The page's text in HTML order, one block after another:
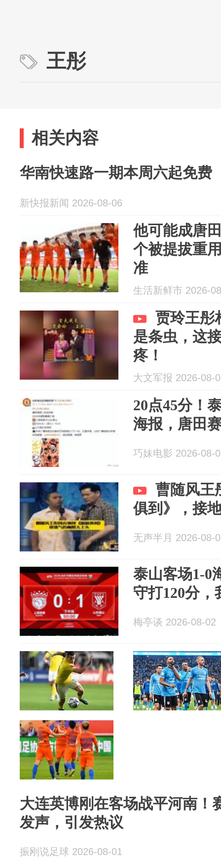
王彤
相关内容
华南快速路一期本周六起免费
新快报新闻 2026-08-06
他可能成唐
个被提拔重
准
生活新鲜市 2026-
贾玲王彤
是条虫，这
疼！
大文军报 2026-08-
20点45分！
海报，唐田
巧妹电影 2026-08-
曹随风王
俱到》，接
无声半月 2026-08-
泰山客场1-0
守打120分，
梅亭谈 2026-08-02
大连英博刚在客场战平河南！
发声，引发热议
振刚说足球 2026-08-01